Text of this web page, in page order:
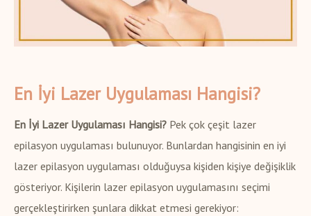
En İyi Lazer Uygulaması Hangisi?
En İyi Lazer Uygulaması Hangisi? Pek çok çeşit lazer
epilasyon uygulaması bulunuyor. Bunlardan hangisinin en iyi
lazer epilasyon uygulaması olduğuysa kişiden kişiye değişiklik
gösteriyor. Kişilerin lazer epilasyon uygulamasını seçimi
gerçekleştirirken şunlara dikkat etmesi gerekiyor: